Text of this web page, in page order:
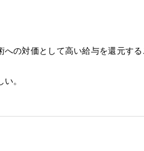
の対価として高い給与を還元す
。